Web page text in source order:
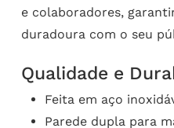
e colaboradores,
duradoura com o seu
Qualidade e
Feita em aço
Parede dupla para